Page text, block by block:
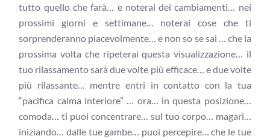
tutto quello che farà… e noterai dei cambiamenti… nei
prossimi giorni e settimane… noterai cose che ti
sorprenderanno piacevolmente… e non so se sai … che la
prossima volta che ripeterai questa visualizzazione… il
tuo rilassamento sarà due volte più efficace… e due volte
più rilassante… mentre entri in contatto con la tua
“pacifica calma interiore” … ora… in questa posizione…
comoda… ti puoi concentrare… sul tuo corpo… magari…
iniziando… dalle tue gambe… puoi percepire… che le tue